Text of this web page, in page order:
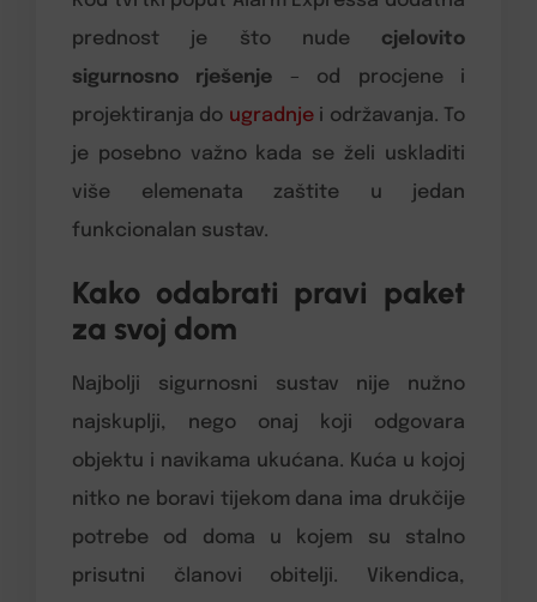
prednost je što nude cjelovito
sigurnosno rješenje – od procjene i
projektiranja do ugradnjei održavanja. To
je posebno važno kada se želi uskladiti
više elemenata zaštite u jedan
funkcionalan sustav.
Kako odabrati pravi paket
za svoj dom
Najbolji sigurnosni sustav nije nužno
najskuplji, nego onaj koji odgovara
objektu i navikama ukućana. Kuća u kojoj
nitko ne boravi tijekom dana ima drukčije
potrebe od doma u kojem su stalno
prisutni članovi obitelji. Vikendica,